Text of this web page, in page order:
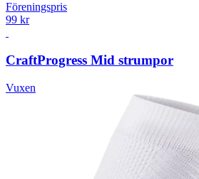
Föreningspris
99 kr
CraftProgress Mid strumpor
Vuxen